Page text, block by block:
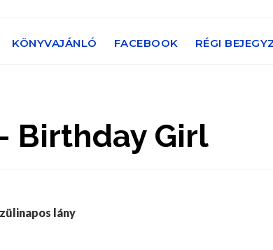
KÖNYVAJÁNLÓ FACEBOOK RÉGI
Birthday Girl
lány